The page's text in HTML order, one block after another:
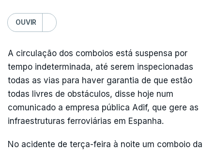
OUVIR
A circulação dos comboios está suspensa por
tempo indeterminada, até serem inspecionadas
todas as vias para haver garantia de que estão
todas livres de obstáculos, disse hoje num
comunicado a empresa pública Adif, que gere as
infraestruturas ferroviárias em Espanha.
No acidente de terça-feira à noite um comboio da